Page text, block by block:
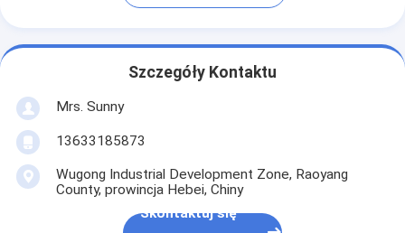
Szczegóły Kontaktu
Mrs. Sunny
13633185873
Wugong Industrial Development Zone, Raoyang
County, prowincja Hebei, Chiny
Skontaktuj się